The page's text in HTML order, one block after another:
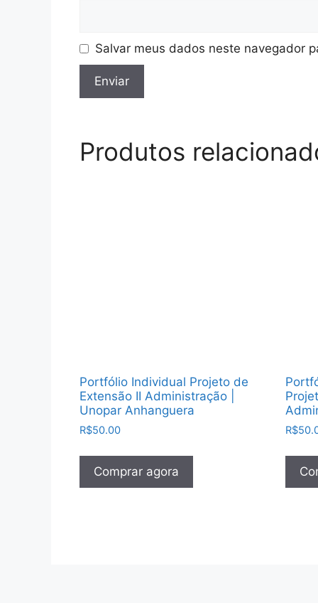
Salvar meus dados neste navegador
Produtos
Portfólio Individual Projeto de
Extensão II Administração |
Unopar Anhanguera
R$50.00
Comprar agora
R$